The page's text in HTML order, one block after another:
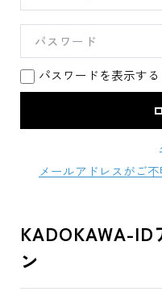
パスワードを表示する
メールアドレスがご
KADOKAWA-
ン